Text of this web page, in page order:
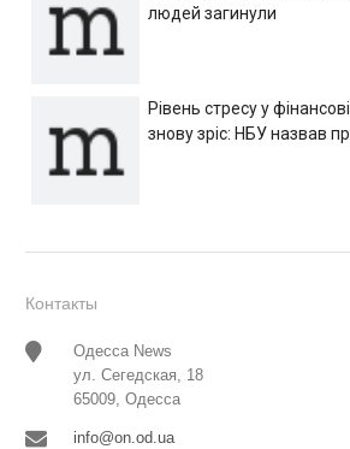
людей загинули
Рівень стресу у
знову зріс: НБУ назвав
Контакты
Одесса News
ул. Сегедская, 18
65009, Одесса
info@on.od.ua